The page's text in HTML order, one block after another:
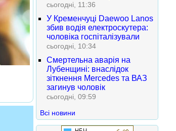
сьогодні, 11:36
У Кременчуці Daewoo Lanos
збив водія електроскутера:
чоловіка госпіталізували
сьогодні, 10:34
Смертельна аварія на
Лубенщині: внаслідок
зіткнення Mercedes та ВАЗ
загинув чоловік
сьогодні, 09:59
Всі новини